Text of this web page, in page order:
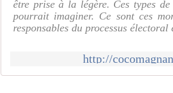
être prise à la légère. Ces types
pourrait imaginer. Ce sont ces
responsables du processus
http://